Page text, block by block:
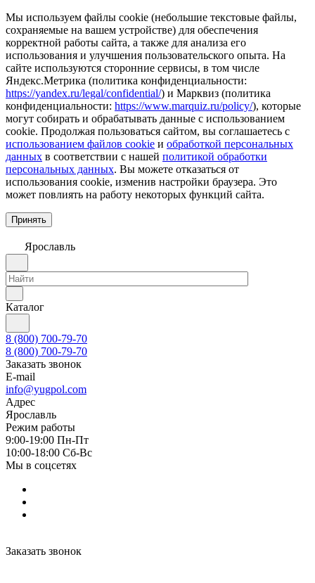
Мы используем файлы cookie (небольшие текстовые файлы,
сохраняемые на вашем устройстве) для обеспечения
корректной работы сайта, а также для анализа его
использования и улучшения пользовательского опыта. На
сайте используются сторонние сервисы, в том числе
Яндекс.Метрика (политика конфиденциальности:
https://yandex.ru/legal/confidential/) и Марквиз (политика
конфиденциальности: https://www.marquiz.ru/policy/), которые
могут собирать и обрабатывать данные с использованием
cookie. Продолжая пользоваться сайтом, вы соглашаетесь с
использованием файлов cookie и обработкой персональных
данных в соответствии с нашей политикой обработки
персональных данных. Вы можете отказаться от
использования cookie, изменив настройки браузера. Это
может повлиять на работу некоторых функций сайта.
Принять
Ярославль
Каталог
8 (800) 700-79-70
8 (800) 700-79-70
Заказать звонок
E-mail
info@yugpol.com
Адрес
Ярославль
Режим работы
9:00-19:00 Пн-Пт
10:00-18:00 Cб-Вс
Мы в соцсетях
Заказать звонок